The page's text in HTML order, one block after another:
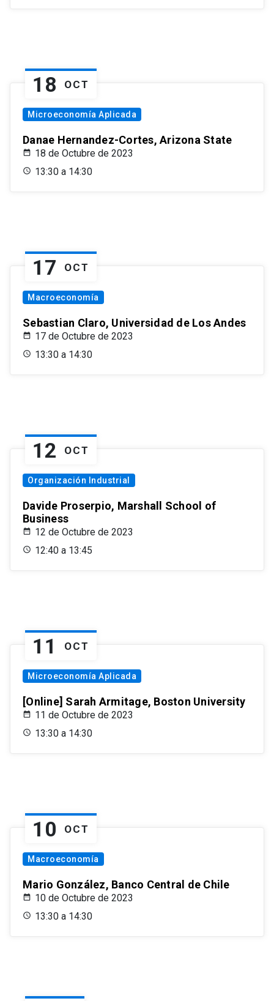
18 OCT
Microeconomía Aplicada
Danae Hernandez-Cortes, Arizona State
18 de Octubre de 2023
13:30 a 14:30
17 OCT
Macroeconomía
Sebastian Claro, Universidad de Los Andes
17 de Octubre de 2023
13:30 a 14:30
12 OCT
Organización Industrial
Davide Proserpio, Marshall School of
Business
12 de Octubre de 2023
12:40 a 13:45
11 OCT
Microeconomía Aplicada
[Online] Sarah Armitage, Boston University
11 de Octubre de 2023
13:30 a 14:30
10 OCT
Macroeconomía
Mario González, Banco Central de Chile
10 de Octubre de 2023
13:30 a 14:30